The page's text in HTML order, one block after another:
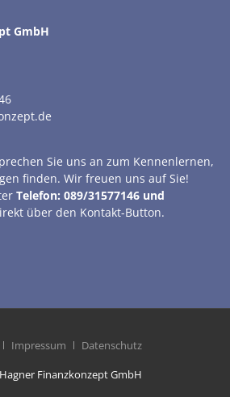
GmbH
Sie uns an zum Kennenlernen,
finden. Wir freuen uns auf Sie!
Telefon: 089/31577146 und
über den Kontakt-Button.
Impressum
Datenschutz
Finanzkonzept GmbH